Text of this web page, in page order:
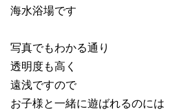
海水浴場です
写真でもわかる通り
透明度も高く
遠浅ですので
お子様と一緒に遊ばれるのには